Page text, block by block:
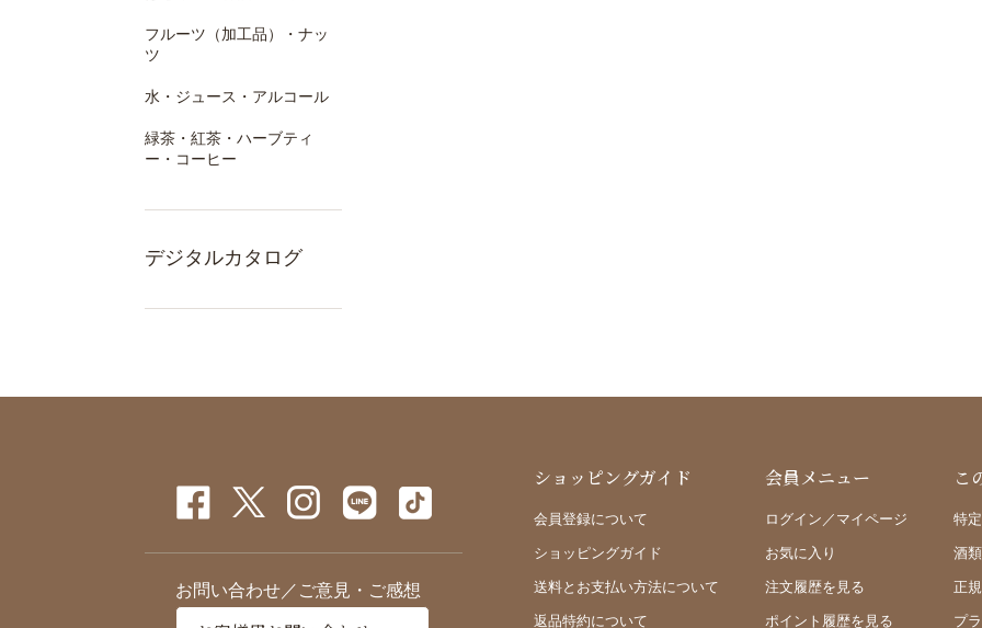
フルーツ（加工品）・ナッ
ツ
水・ジュース・アルコール
緑茶・紅茶・ハーブティ
ー・コーヒー
デジタルカタログ
お問い合わせ／ご意見・ご感想
ショッピングガイド
会員登録について
ショッピングガイド
送料とお支払い方法について
返品特約について
会員メニュー
ログイン／マイページ
お気に入り
注文履歴を見る
ポイント履歴を見る
こ
特
酒
正
プ